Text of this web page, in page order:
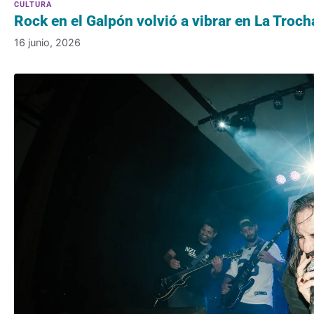
Rock en el Galpón volvió a vibrar en La
16 junio, 2026